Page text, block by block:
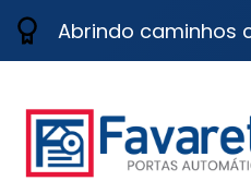
Abrindo caminhos